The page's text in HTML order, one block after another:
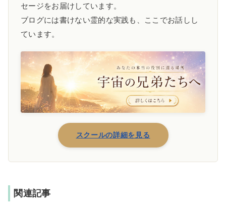
セージをお届けしています。
ブログには書けない霊的な実践も、ここでお話しし
ています。
スクールの詳細を見る
関連記事